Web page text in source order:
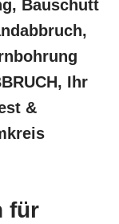
Bauschutt
Ihr
&
für